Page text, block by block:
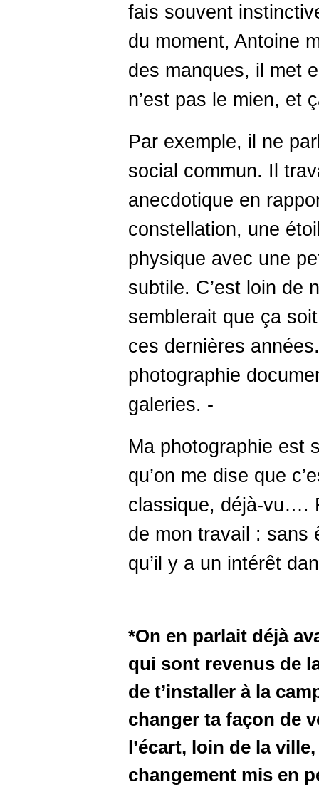
fais souvent
du moment, Antoine
des manques, il met
n’est pas le mien, et
Par exemple, il ne
social commun. Il
anecdotique en
constellation, une
physique avec une
subtile. C’est loin de
semblerait que ça
ces dernières
photographie
galeries. -
Ma photographie est
qu’on me dise que
classique, déjà-vu….
de mon travail : sans
qu’il y a un intérêt
*On en parlait déjà
qui sont revenus de
de t’installer à la
changer ta façon de
l’écart, loin de la
changement mis en